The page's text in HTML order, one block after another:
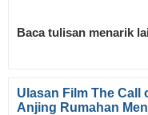
Baca tulisan menarik
Ulasan Film The Call
Anjing Rumahan